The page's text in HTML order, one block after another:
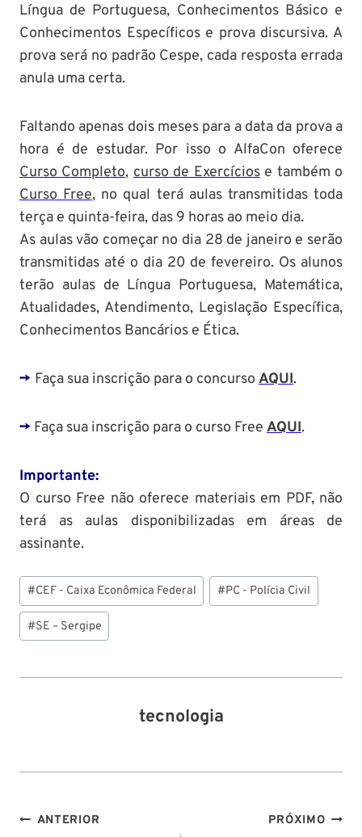
Língua de Portuguesa, Conhecimentos Básico e
Conhecimentos Específicos e prova discursiva. A
prova será no padrão Cespe, cada resposta errada
anula uma certa.
Faltando apenas dois meses para a data da prova a
hora é de estudar. Por isso o AlfaCon oferece
Curso Completo,curso de Exercíciose também o
Curso Free, no qual terá aulas transmitidas toda
terça e quinta-feira, das 9 horas ao meio dia.
As aulas vão começar no dia 28 de janeiro e serão
transmitidas até o dia 20 de fevereiro. Os alunos
terão aulas de Língua Portuguesa, Matemática,
Atualidades, Atendimento, Legislação Específica,
Conhecimentos Bancários e Ética.
-> Faça sua inscrição para o concurso AQUI.
-> Faça sua inscrição para o curso Free AQUI.
Importante:
O curso Free não oferece materiais em PDF, não
terá as aulas disponibilizadas em áreas de
assinante.
Tags
do
Post:
#CEF - Caixa Econômica Federal #PC - Polícia Civil
#SE – Sergipe
tecnologia
Navegação
ANTERIOR PRÓXIMO